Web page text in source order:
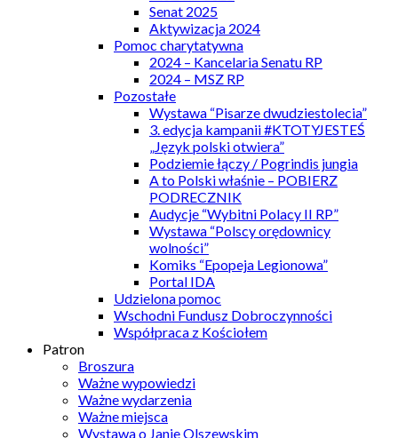
Senat 2025
Aktywizacja 2024
Pomoc charytatywna
2024 – Kancelaria Senatu RP
2024 – MSZ RP
Pozostałe
Wystawa “Pisarze dwudziestolecia”
3. edycja kampanii #KTOTYJESTEŚ
„Język polski otwiera”
Podziemie łączy / Pogrindis jungia
A to Polski właśnie – POBIERZ
PODRECZNIK
Audycje “Wybitni Polacy II RP”
Wystawa “Polscy orędownicy
wolności”
Komiks “Epopeja Legionowa”
Portal IDA
Udzielona pomoc
Wschodni Fundusz Dobroczynności
Współpraca z Kościołem
Patron
Broszura
Ważne wypowiedzi
Ważne wydarzenia
Ważne miejsca
Wystawa o Janie Olszewskim